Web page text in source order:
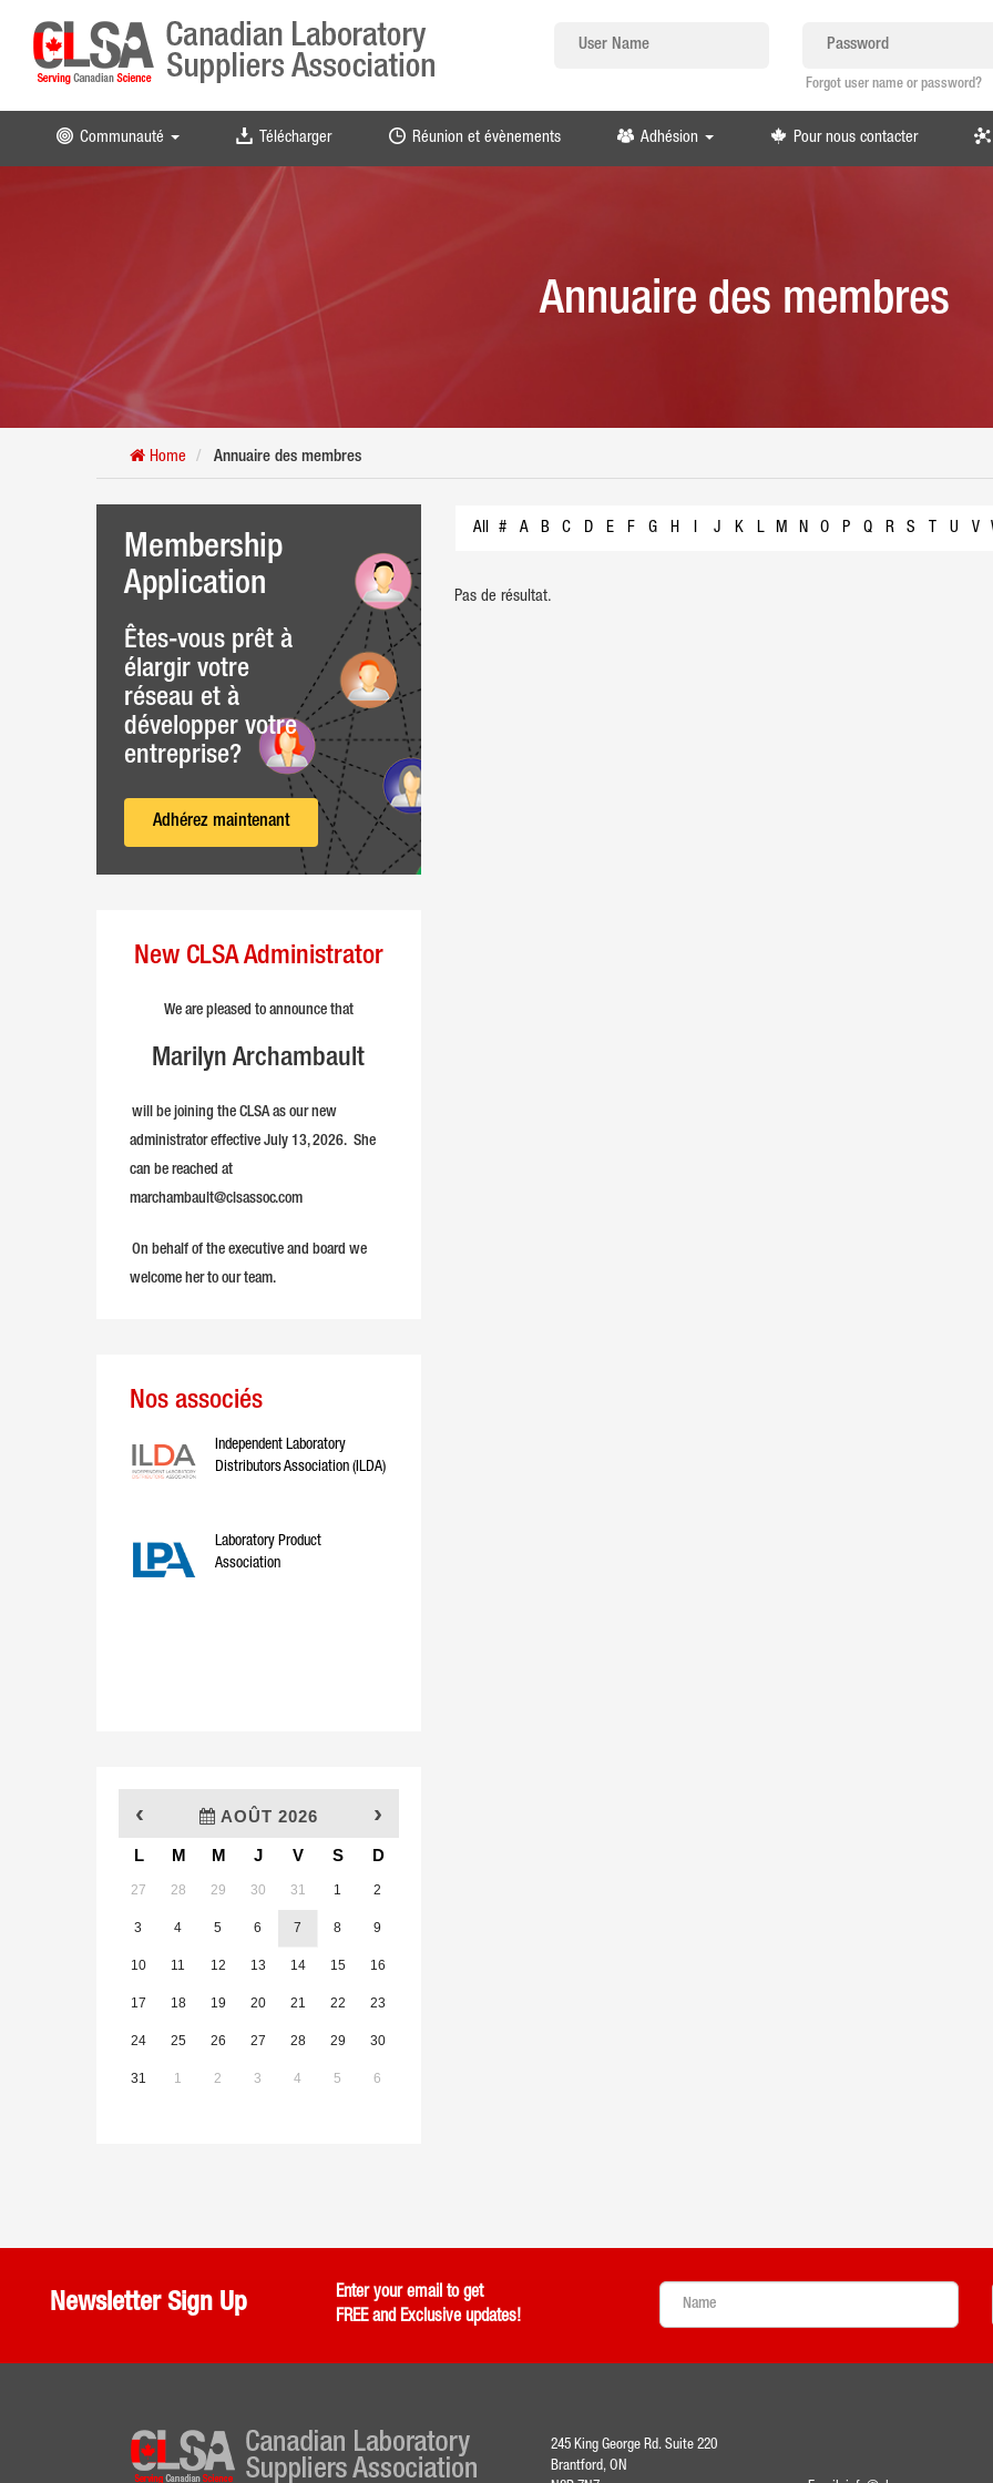
Forgot user name or password?
Communauté Télécharger Réunion et évènements Adhésion Pour nous contacter
Annuaire des membres
Home Annuaire des membres
Membership
Application
Êtes-vous prêt à
élargir votre
réseau et à
développer votre
entreprise?
Adhérez maintenant
New CLSA Administrator
We are pleased to announce that
Marilyn Archambault
will be joining the CLSA as our new
administrator effective July 13, 2026. She
can be reached at
marchambault@clsassoc.com
On behalf of the executive and board we
welcome her to our team.
Nos associés
Independent Laboratory
Distributors Association (ILDA)
Laboratory Product
Association
‹ AOÛT 2026 ›
L M M J V S D
27 28 29 30 31 1 2
3 4 5 6 7 8 9
10 11 12 13 14 15 16
17 18 19 20 21 22 23
24 25 26 27 28 29 30
31 1 2 3 4 5 6
All # A B C D E F G H I J K L M N O P Q R S T U V
Pas de résultat.
Newsletter Sign Up
Enter your email to get
FREE and Exclusive updates!
245 King George Rd. Suite 220
Brantford, ON